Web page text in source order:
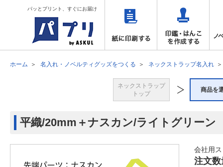
パッとプリント、すぐにお届け
ホーム 名入れ・ノベルティグッズをつくる ネックストラップ名入れ
ネックストラップ
トップ
商品を
平織/20mm＋ナスカン/ライトグリーン
会社用
注文数